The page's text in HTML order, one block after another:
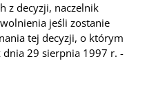
z decyzji, naczelnik
jeśli zostanie
tej decyzji, o którym
29 sierpnia 1997 r. -